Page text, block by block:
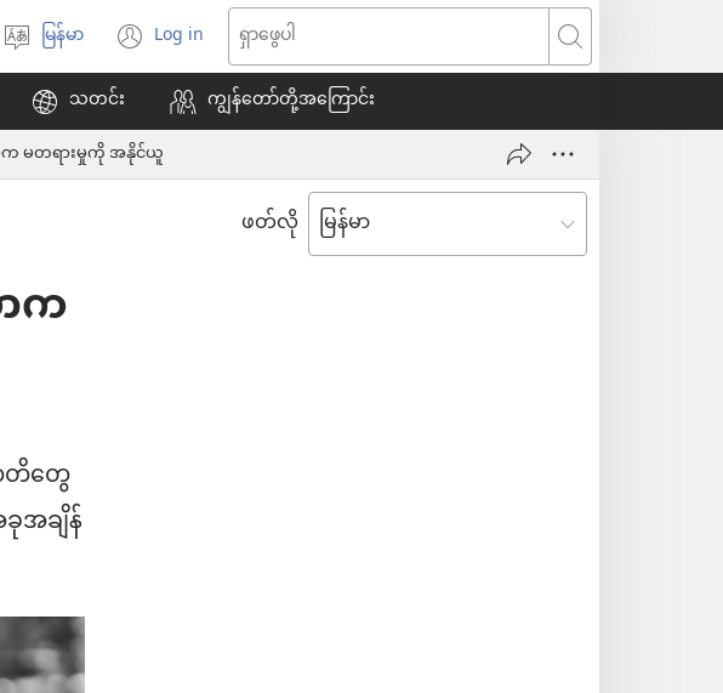
ဘာသာစကား
ရွေးချယ်
ပါ
မြန်မာ Log in
(window
အသစ်
ဖွ
င့်
နေ
ရှာဖွေ
ပါ
သတင်း ကျွန်တော်တို့အကြောင်း
က မတရားမှုကို အနိုင်ယူ
ဖတ်လို
က
တိတွေ
အချိန်